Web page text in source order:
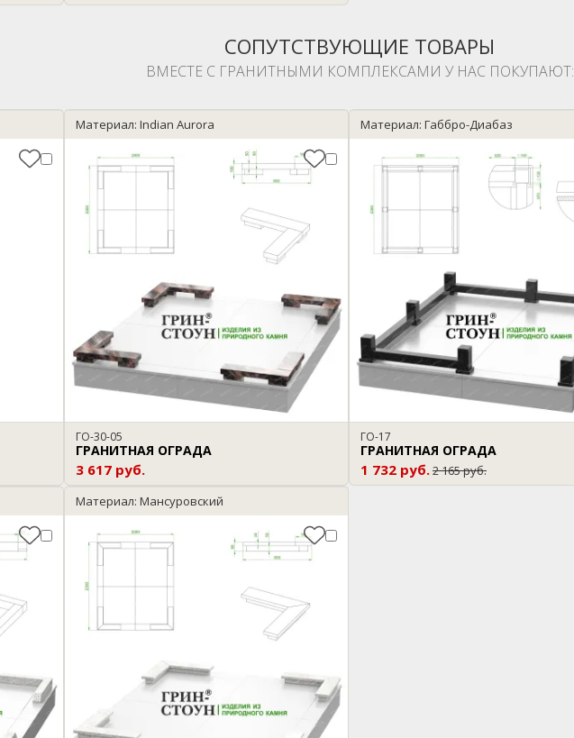
СОПУТСТВУЮЩИЕ ТОВАРЫ
ВМЕСТЕ С ГРАНИТНЫМИ КОМПЛЕКСАМИ У НАС ПОКУПАЮТ:
Материал: Indian Aurora
ГО-30-05
ГРАНИТНАЯ ОГРАДА
3 617 руб.
Материал: Габбро-Диабаз
ГО-17
ГРАНИТНАЯ ОГРАДА
1 732 руб.2 165 руб.
Материал: Мансуровский